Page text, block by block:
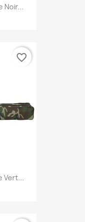
Noir...
Vert...
favorite_border